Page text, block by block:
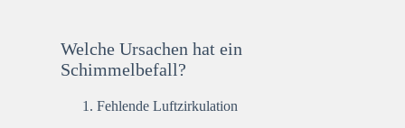
Welche Ursachen hat ein
Schimmelbefall?
Fehlende Luftzirkulation